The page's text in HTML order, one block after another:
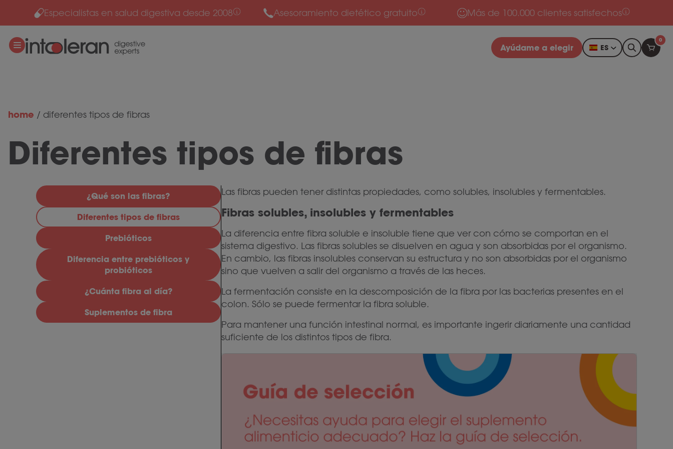
Ir al contenidoEspecialistas en salud digestiva desde 2008 Asesoramiento dietético gratuito Más de 100.000 clientes satisfechos
Ayúdame a elegir ES
0
home / diferentes tipos de fibras
Diferentes tipos de fibras
¿Qué son las fibras?
Diferentes tipos de fibras
Prebióticos
Diferencia entre prebióticos y
probióticos
¿Cuánta fibra al día?
Suplementos de fibra
Las fibras pueden tener distintas propiedades, como solubles, insolubles y fermentables.
Fibras solubles, insolubles y fermentables
La diferencia entre fibra soluble e insoluble tiene que ver con cómo se comportan en el
sistema digestivo. Las fibras solubles se disuelven en agua y son absorbidas por el organismo.
En cambio, las fibras insolubles conservan su estructura y no son absorbidas por el organismo
sino que vuelven a salir del organismo a través de las heces.
La fermentación consiste en la descomposición de la fibra por las bacterias presentes en el
colon. Sólo se puede fermentar la fibra soluble.
Para mantener una función intestinal normal, es importante ingerir diariamente una cantidad
suficiente de los distintos tipos de fibra.